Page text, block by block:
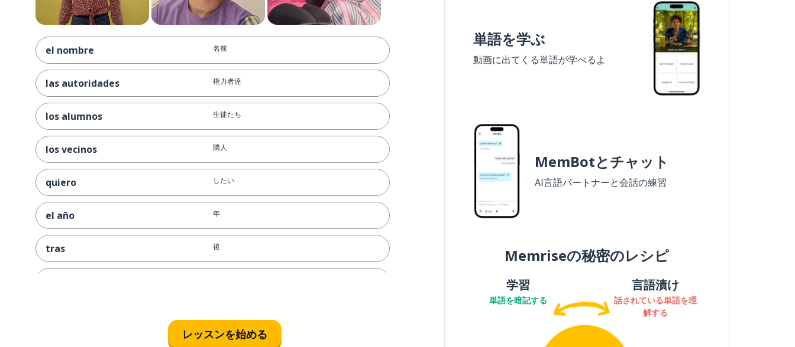
el nombre 名前
las autoridades 権力者達
los alumnos 生徒たち
los vecinos 隣人
quiero したい
el año 年
tras 後
レッスンを始める
単語を学ぶ
動画に出てくる単語が学べるよ
MemBotとチャット
AI言語パートナーと会話の練習
Memriseの秘密のレシピ
学習
単語を暗記する
言語漬け
話されている単語を理
解する